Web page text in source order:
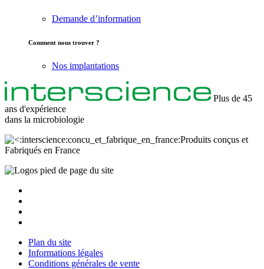
Demande d’information
Comment nous trouver ?
Nos implantations
Plus de 45
ans d'expérience
dans la microbiologie
Produits conçus et
Fabriqués en France
Plan du site
Informations légales
Conditions générales de vente